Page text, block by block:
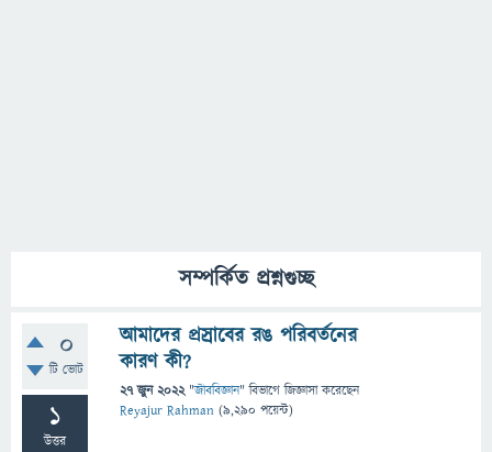
সম্পর্কিত প্রশ্নগুচ্ছ
0
টি ভোট
1
উত্তর
আমাদের প্রস্রাবের রঙ পরিবর্তনের
কারণ কী?
27 জুন 2022 "জীববিজ্ঞান" বিভাগে জিজ্ঞাসাকরেছেন
Reyajur Rahman (9,290 পয়েন্ট)